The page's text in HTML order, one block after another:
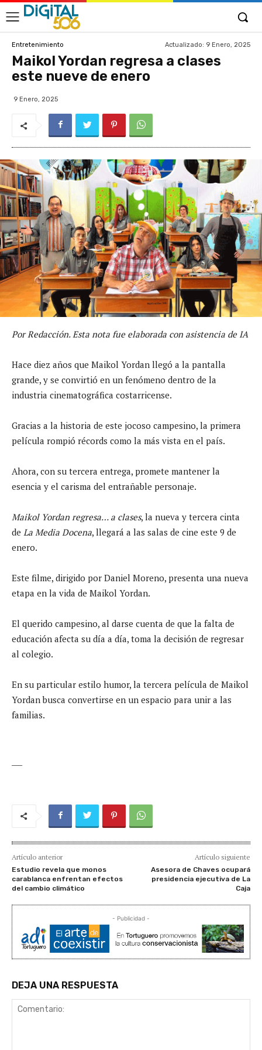
Entretenimiento Actualizado: 9 Enero, 2025
Maikol Yordan regresa a clases
este nueve de enero
9 Enero, 2025
Por Redacción. Esta nota fue elaborada con asistencia de IA
Hace diez años que Maikol Yordan llegó a la pantalla
grande, y se convirtió en un fenómeno dentro de la
industria cinematográfica costarricense.
Gracias a la historia de este jocoso campesino, la primera
película rompió récords como la más vista en el país.
Ahora, con su tercera entrega, promete mantener la
esencia y el carisma del entrañable personaje.
Maikol Yordan regresa… a clases, la nueva y tercera cinta
de La Media Docena, llegará a las salas de cine este 9 de
enero.
Este filme, dirigido por Daniel Moreno, presenta una nueva
etapa en la vida de Maikol Yordan.
El querido campesino, al darse cuenta de que la falta de
educación afecta su día a día, toma la decisión de regresar
al colegio.
En su particular estilo humor, la tercera película de Maikol
Yordan busca convertirse en un espacio para unir a las
familias.
Artículo anterior
Estudio revela que monos
carablanca enfrentan efectos
del cambio climático
Artículo siguiente
Asesora de Chaves ocupará
presidencia ejecutiva de La
Caja
- Publicidad -
DEJA UNA RESPUESTA